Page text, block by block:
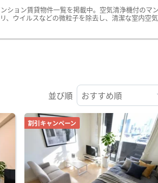
ョン賃貸物件一覧を掲載中。空気清浄機付のマ
ウイルスなどの微粒子を除去し、清潔な室内空
並び順
割引キャンペーン